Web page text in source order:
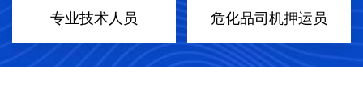
专业技术人员 危化品司机押运员